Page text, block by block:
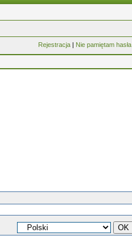
Rejestracja | Nie pamiętam hasła